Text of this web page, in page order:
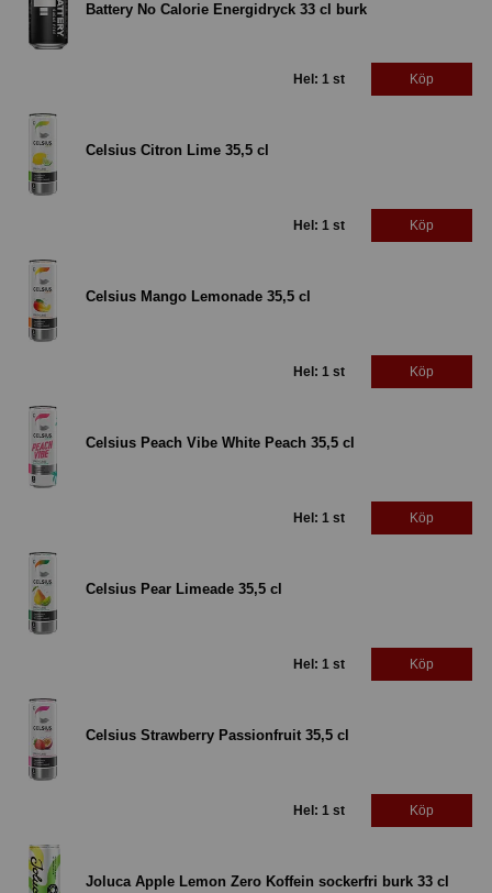
Battery No Calorie Energidryck 33 cl burk
Hel: 1 st Köp
Celsius Citron Lime 35,5 cl
Hel: 1 st Köp
Celsius Mango Lemonade 35,5 cl
Hel: 1 st Köp
Celsius Peach Vibe White Peach 35,5 cl
Hel: 1 st Köp
Celsius Pear Limeade 35,5 cl
Hel: 1 st Köp
Celsius Strawberry Passionfruit 35,5 cl
Hel: 1 st Köp
Joluca Apple Lemon Zero Koffein sockerfri burk 33 cl